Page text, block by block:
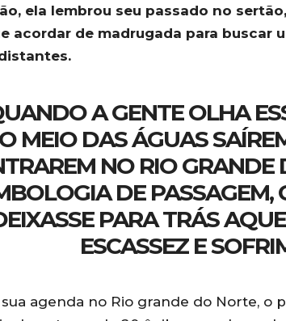
ela lembrou seu passado no
acordar de madrugada para buscar
A GENTE OLHA
O MEIO DAS ÁGUAS
NO RIO GRANDE
DE PASSAGEM,
PARA TRÁS
ESCASSEZ E
agenda no Rio grande do Norte, o